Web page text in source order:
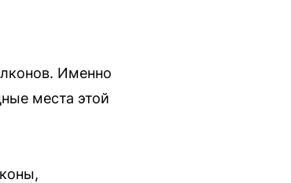
Именно
места этой